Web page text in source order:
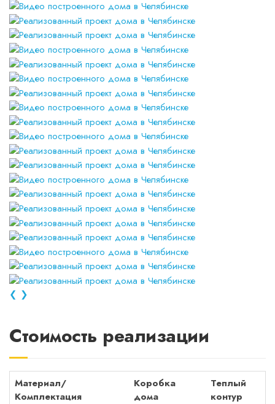
❮ ❯
Стоимость реализации
Материал/
Комплектация
Коробка
дома
Теплый
контур